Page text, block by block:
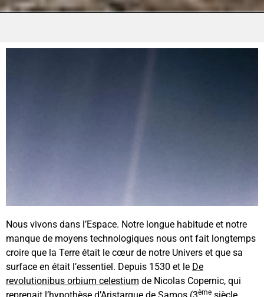
Nous vivons dans l’Espace. Notre longue habitude et notre
manque de moyens technologiques nous ont fait longtemps
croire que la Terre était le cœur de notre Univers et que sa
surface en était l’essentiel. Depuis 1530 et le De
revolutionibus orbium celestium de Nicolas Copernic, qui
reprenait l’hypothèse d’Aristarque de Samos (3ème siècle